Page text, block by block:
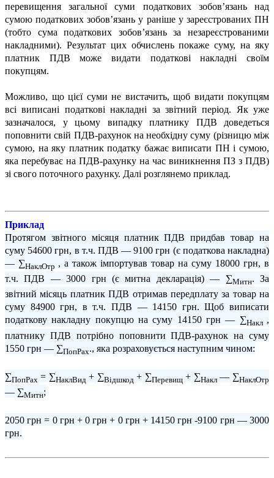
перевищення загальної суми податкових зобов’язань над
сумою податкових зобов’язань у раніше у зареєстрованих ПН
(тобто сума податкових зобов’язань за незареєстрованими
накладними). Результат цих обчислень покаже суму, на яку
платник ПДВ може видати податкові накладні своїм
покупцям.
Можливо, що цієї суми не вистачить, щоб видати покупцям
всі виписані податкові накладні за звітний період. Як уже
зазначалося, у цьому випадку платнику ПДВ доведеться
поповнити свій ПДВ-рахунок на необхідну суму (різницю між
сумою, на яку платник податку бажає виписати ПН і сумою,
яка перебуває на ПДВ-рахунку на час виникнення ПЗ з ПДВ)
зі свого поточного рахунку. Далі розглянемо приклад.
Приклад
Протягом звітного місяця платник ПДВ придбав товар на
суму 54600 грн, в т.ч. ПДВ — 9100 грн (є податкова накладна)
— ∑НаклОтр , а також імпортував товар на суму 18000 грн, в
т.ч. ПДВ — 3000 грн (є митна декларація) — ∑Митн. За
звітний місяць платник ПДВ отримав передплату за товар на
суму 84900 грн, в т.ч. ПДВ — 14150 грн. Щоб виписати
податкову накладну покупцю на суму 14150 грн — ∑Накл,
платнику ПДВ потрібно поповнити ПДВ-рахунок на суму
1550 грн — ∑ПопРах., яка розраховується наступним чином:
∑ПопРах = ∑НаклВид + ∑Відшкод + ∑Перевищ + ∑Накл — ∑НаклОтр
— ∑Митн;
2050 грн = 0 грн + 0 грн + 0 грн + 14150 грн -9100 грн — 3000
грн.